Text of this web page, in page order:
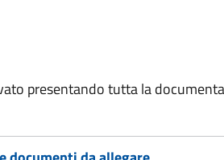
presentando tutta la